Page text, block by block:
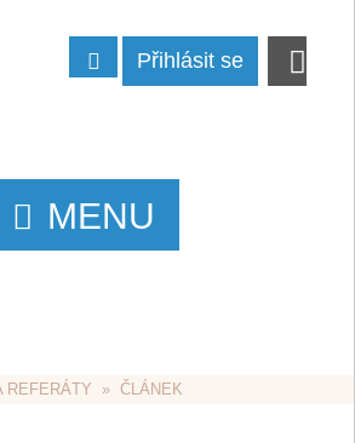
Přihlásit se
MENU
REFERÁTY
  »  ČLÁNEK